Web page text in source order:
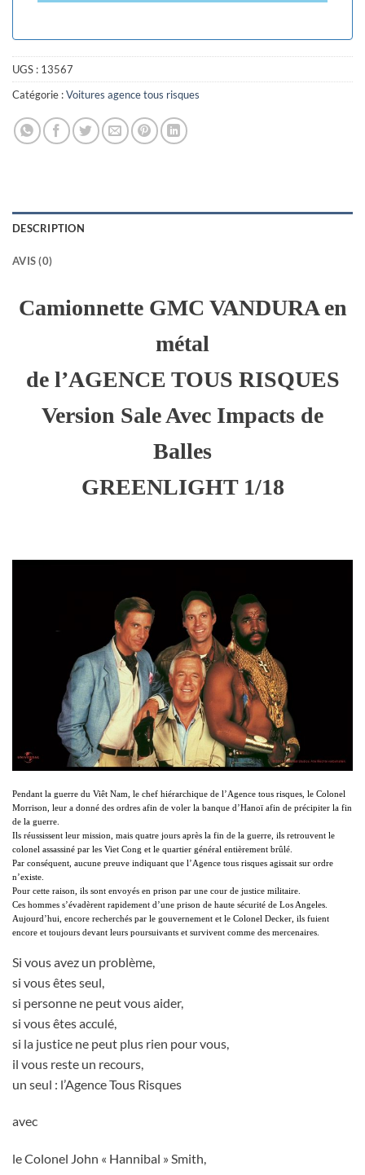
UGS : 13567
Catégorie :Voitures agence tous risques
DESCRIPTION
AVIS (0)
Camionnette GMC VANDURA en
métal
de l’AGENCE TOUS RISQUES
Version Sale Avec Impacts de
Balles
GREENLIGHT 1/18
Pendant la guerre du Viêt Nam, le chef hiérarchique de l’Agence tous risques, le Colonel
Morrison, leur a donné des ordres afin de voler la banque d’Hanoï afin de précipiter la fin
de la guerre.
Ils réussissent leur mission, mais quatre jours après la fin de la guerre, ils retrouvent le
colonel assassiné par les Viet Cong et le quartier général entièrement brûlé.
Par conséquent, aucune preuve indiquant que l’Agence tous risques agissait sur ordre
n’existe.
Pour cette raison, ils sont envoyés en prison par une cour de justice militaire.
Ces hommes s’évadèrent rapidement d’une prison de haute sécurité de Los Angeles.
Aujourd’hui, encore recherchés par le gouvernement et le Colonel Decker, ils fuient
encore et toujours devant leurs poursuivants et survivent comme des mercenaires.
Si vous avez un problème,
si vous êtes seul,
si personne ne peut vous aider,
si vous êtes acculé,
si la justice ne peut plus rien pour vous,
il vous reste un recours,
un seul : l’Agence Tous Risques
avec
le Colonel John « Hannibal » Smith,